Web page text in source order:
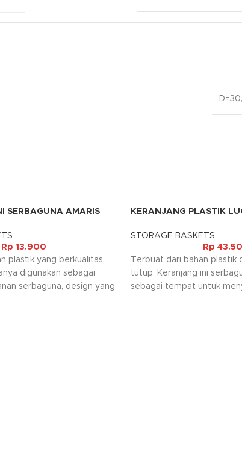
SERBAGUNA AMARIS
Rp 13.900
plastik yang berkualitas.
digunakan sebagai
serbaguna, design yang
KERANJANG PLASTIK
STORAGE BASKETS
Rp
Terbuat dari bahan plastik
tutup. Keranjang ini
sebagai tempat untuk